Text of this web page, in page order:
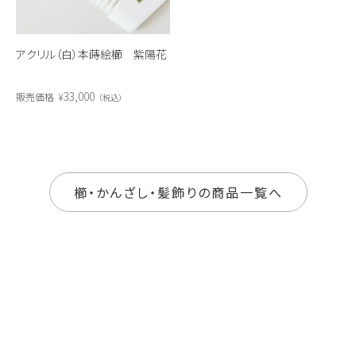
アクリル（白）本蒔絵櫛 紫陽花
販売価格 ¥33,000 税込
櫛・かんざし・髪飾りの商品一覧へ